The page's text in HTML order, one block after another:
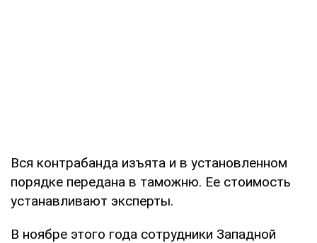
Вся контрабанда изъята и в установленном
порядке передана в таможню. Ее стоимость
устанавливают эксперты.
В ноябре этого года сотрудники Западной